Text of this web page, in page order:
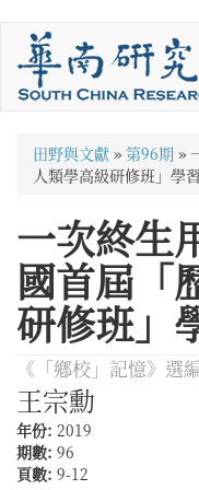
您
在
這
裡
田野與文獻 » 第96期 »
人類學高級研修班」學
一次終
國首屆「
研修班」
《「鄕校」記憶》選
王宗勳
年份: 2019
期數: 96
頁數: 9-12